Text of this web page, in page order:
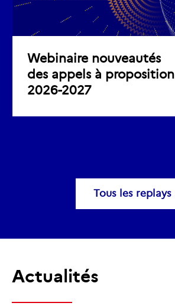
Webinaire nouveautés
des appels à proposition
2026-2027
Tous les replays
Actualités